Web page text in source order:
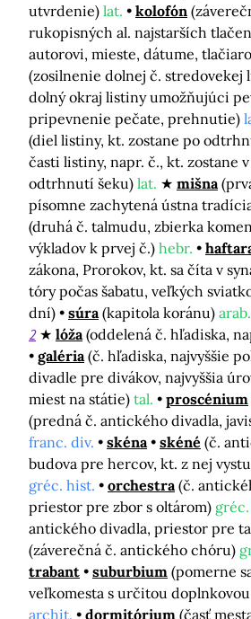
utvrdenie) lat. kolofón
rukopisných al. najstarších
autorovi, mieste, dátume,
(zosilnenie dolnej č. stredovekej
dolný okraj listiny umožňujúci
pripevnenie pečate, prehnutie)
(diel listiny, kt. zostane po
časti listiny, napr. č., kt. zostane
odtrhnutí šeku) lat. mišna
písomne zachytená ústna
(druhá č. talmudu, zbierka
výkladov k prvej č.) hebr.
zákona, Prorokov, kt. sa číta v
tóry počas šabatu, veľkých
dní)
súra (kapitola koránu) arab.
2
lóža (oddelená č. hľadiska,
galéria (č. hľadiska, najvyššie
divadle pre divákov, najvyššia
miest na státie) tal. proscénium
(predná č. antického divadla,
franc. div.
skéna skéné (č.
budova pre hercov, kt. z nej
gréc. hist.
orchestra (č.
priestor pre zbor s oltárom) gréc.
antického divadla, priestor pre
(záverečná č. antického chóru)
trabant
suburbium (pomerne
veľkomesta s určitou
archit.
dormitórium (časť